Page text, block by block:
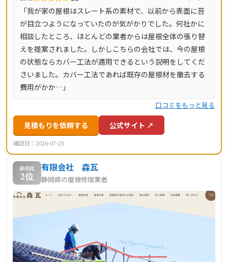
「我が家の屋根はスレート系の素材で、以前から表面に苔
が目立つようになっていたのが気がかりでした。何社かに
相談したところ、ほとんどの業者からは屋根全体の張り替
えを提案されました。しかしこちらの会社では、今の屋根
の状態ならカバー工法が適用できるという説明をしてくだ
さいました。カバー工法であれば既存の屋根材を撤去する
費用がかか…」
口コミをもっと見る
見積もりを依頼する 公式サイト ↗
確認日：2026-07-23
静岡県
2位
有限会社 森瓦
静岡県の屋根修理業者